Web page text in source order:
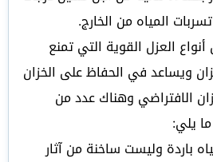
المياه من الخارج.
العزل القوية التي تمنع
ويساعد في الحفاظ على الخزان
الافتراضي وهناك عدد من
يلي:
باردة وليست ساخنة من آثار